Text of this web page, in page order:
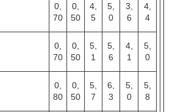
0,
70
0,
50
4,
5
5,
0
3,
6
4,
4
0,
70
0,
50
5,
1
5,
6
4,
1
5,
0
0,
80
0,
50
5,
7
6,
3
5,
0
5,
8